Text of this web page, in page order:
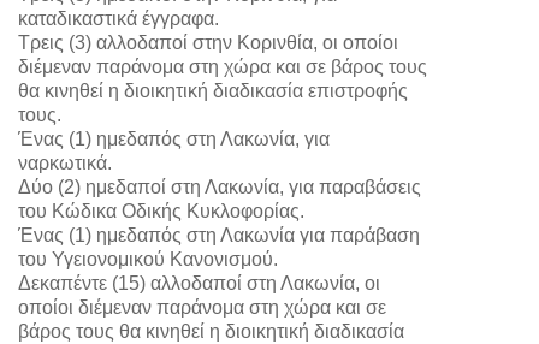
καταδικαστικά έγγραφα.
Τρεις (3) αλλοδαποί στην Κορινθία, οι οποίοι
διέμεναν παράνομα στη χώρα και σε βάρος τους
θα κινηθεί η διοικητική διαδικασία επιστροφής
τους.
Ένας (1) ημεδαπός στη Λακωνία, για
ναρκωτικά.
Δύο (2) ημεδαποί στη Λακωνία, για παραβάσεις
του Κώδικα Οδικής Κυκλοφορίας.
Ένας (1) ημεδαπός στη Λακωνία για παράβαση
του Υγειονομικού Κανονισμού.
Δεκαπέντε (15) αλλοδαποί στη Λακωνία, οι
οποίοι διέμεναν παράνομα στη χώρα και σε
βάρος τους θα κινηθεί η διοικητική διαδικασία